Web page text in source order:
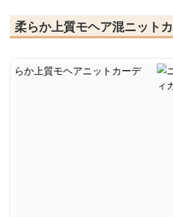
柔らか上質モヘア混ニット